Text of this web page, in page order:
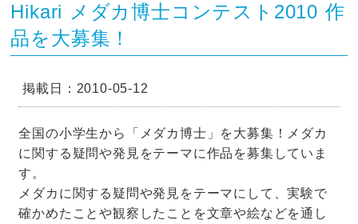
Hikari メダカ博士コンテスト2010 作
品を大募集！
掲載日：2010-05-12
全国の小学生から「メダカ博士」を大募集！メダカ
に関する疑問や発見をテーマに作品を募集していま
す。
メダカに関する疑問や発見をテーマにして、実験で
確かめたことや観察したことを文章や絵などを通し